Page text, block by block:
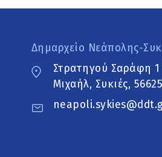
Δημαρχείο Νεάπολης-
Στρατηγού Σαράφη 1
Μιχαήλ, Συκιές, 56625